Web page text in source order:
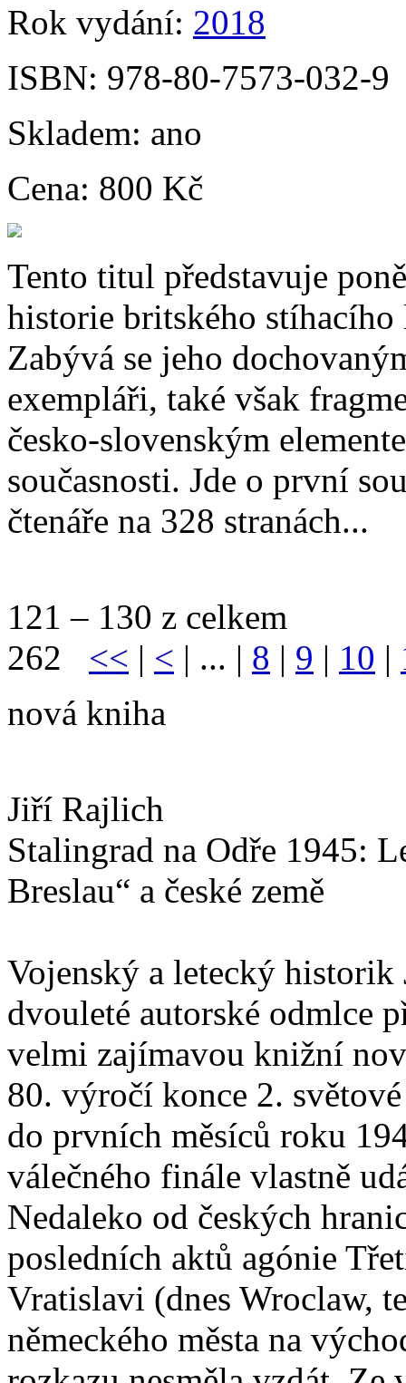
Rok vydání: 2018
ISBN: 978-80-7573-032-9
Skladem: ano
Cena: 800 Kč
Tento titul představuje
historie britského
Zabývá se jeho
exempláři, také však
česko-slovenským
současnosti. Jde o první
čtenáře na 328 stranách...
121 – 130 z celkem
262 << | < | ... | 8 | 9 | 10 |
nová kniha
Jiří Rajlich
Stalingrad na Odře 1945:
Breslau“ a české země
Vojenský a letecký
dvouleté autorské odmlce
velmi zajímavou knižní
80. výročí konce 2.
do prvních měsíců roku
válečného finále vlastně
Nedaleko od českých
posledních aktů agónie
Vratislavi (dnes Wroclaw,
německého města na